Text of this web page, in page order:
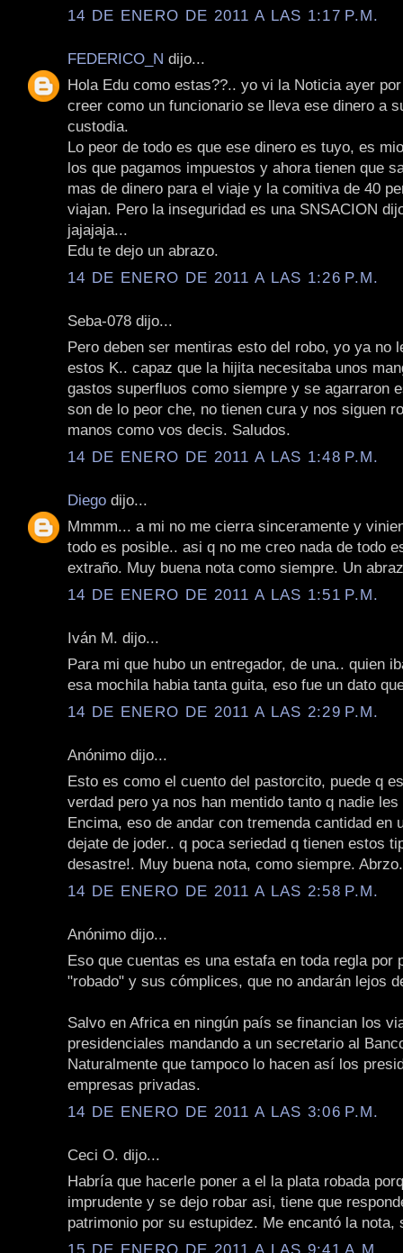
14 DE ENERO DE 2011 A LAS 1:17 P.M.
FEDERICO_N dijo...
Hola Edu como estas??.. yo vi la Noticia ayer
creer como un funcionario se lleva ese dinero a
custodia.
Lo peor de todo es que ese dinero es tuyo, es
los que pagamos impuestos y ahora tienen que
mas de dinero para el viaje y la comitiva de 40
viajan. Pero la inseguridad es una SNSACION
jajajaja...
Edu te dejo un abrazo.
14 DE ENERO DE 2011 A LAS 1:26 P.M.
Seba-078 dijo...
Pero deben ser mentiras esto del robo, yo ya no
estos K.. capaz que la hijita necesitaba unos
gastos superfluos como siempre y se agarraron
son de lo peor che, no tienen cura y nos siguen
manos como vos decis. Saludos.
14 DE ENERO DE 2011 A LAS 1:48 P.M.
Diego dijo...
Mmmm... a mi no me cierra sinceramente y
todo es posible.. asi q no me creo nada de todo
extraño. Muy buena nota como siempre. Un
14 DE ENERO DE 2011 A LAS 1:51 P.M.
Iván M. dijo...
Para mi que hubo un entregador, de una.. quien
esa mochila habia tanta guita, eso fue un dato
14 DE ENERO DE 2011 A LAS 2:29 P.M.
Anónimo dijo...
Esto es como el cuento del pastorcito, puede q
verdad pero ya nos han mentido tanto q nadie
Encima, eso de andar con tremenda cantidad en
dejate de joder.. q poca seriedad q tienen estos
desastre!. Muy buena nota, como siempre. Abrzo.
14 DE ENERO DE 2011 A LAS 2:58 P.M.
Anónimo dijo...
Eso que cuentas es una estafa en toda regla por
"robado" y sus cómplices, que no andarán lejos
Salvo en Africa en ningún país se financian los
presidenciales mandando a un secretario al
Naturalmente que tampoco lo hacen así los
empresas privadas.
14 DE ENERO DE 2011 A LAS 3:06 P.M.
Ceci O. dijo...
Habría que hacerle poner a el la plata robada
imprudente y se dejo robar asi, tiene que
patrimonio por su estupidez. Me encantó la nota,
15 DE ENERO DE 2011 A LAS 9:41 A.M.